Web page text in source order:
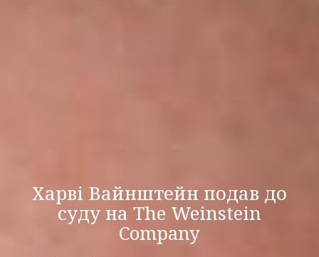
Харві Вайнштейн подав до
суду на The Weinstein
Company